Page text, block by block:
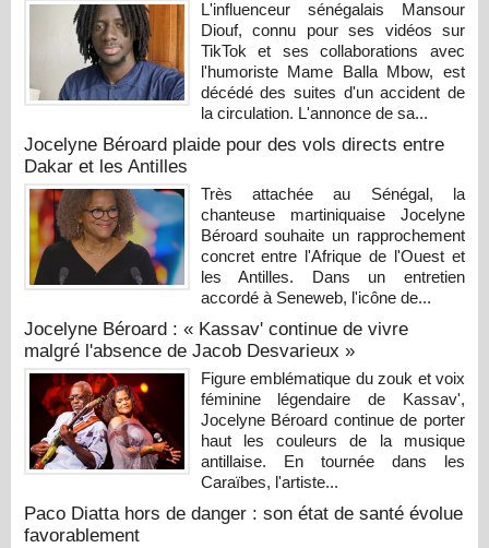
L'influenceur sénégalais Mansour
Diouf, connu pour ses vidéos sur
TikTok et ses collaborations avec
l'humoriste Mame Balla Mbow, est
décédé des suites d'un accident de
la circulation. L'annonce de sa...
Jocelyne Béroard plaide pour des vols directs entre
Dakar et les Antilles
Très attachée au Sénégal, la
chanteuse martiniquaise Jocelyne
Béroard souhaite un rapprochement
concret entre l'Afrique de l'Ouest et
les Antilles. Dans un entretien
accordé à Seneweb, l'icône de...
Jocelyne Béroard : « Kassav' continue de vivre
malgré l'absence de Jacob Desvarieux »
Figure emblématique du zouk et voix
féminine légendaire de Kassav',
Jocelyne Béroard continue de porter
haut les couleurs de la musique
antillaise. En tournée dans les
Caraïbes, l'artiste...
Paco Diatta hors de danger : son état de santé évolue
favorablement